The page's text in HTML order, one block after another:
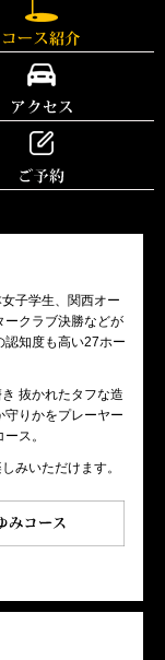
子学生、関西オー
ークラブ決勝などが
認知度も高い27ホー
抜かれたタフな造
守りかをプレーヤー
ス。
みいただけます。